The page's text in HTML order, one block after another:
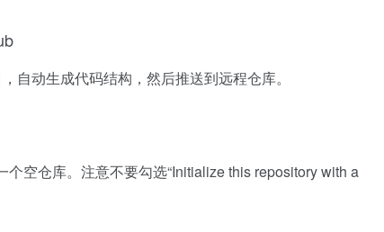
动生成代码结构，然后推送到远程仓库。
个空仓库。注意不要勾选“Initialize this repository with a